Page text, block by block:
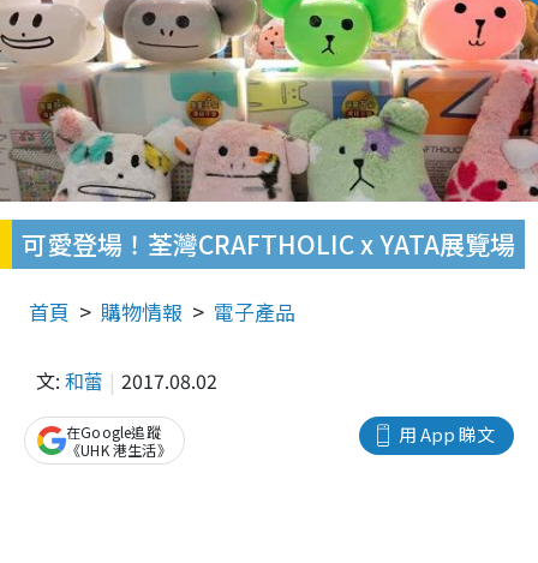
可愛登場！荃灣CRAFTHOLIC x YATA展覽場
首頁 購物情報 電子產品
文: 和蕾 2017.08.02
用 App 睇文
在Google追蹤
《UHK 港生活》